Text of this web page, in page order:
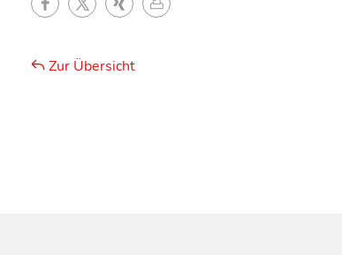
Zur Übersicht